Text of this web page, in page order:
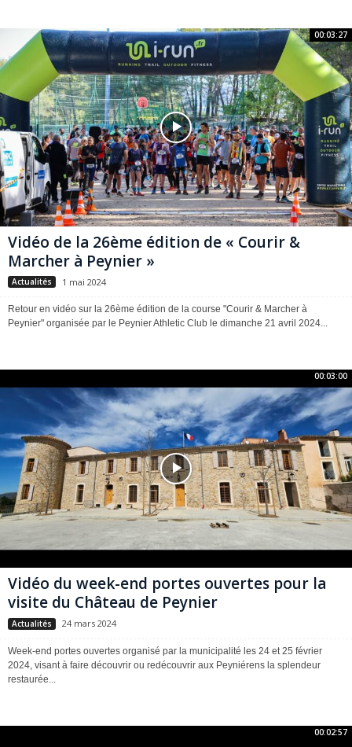
00:03:27
Vidéo de la 26ème édition de « Courir &
Marcher à Peynier »
Actualités 1 mai 2024
Retour en vidéo sur la 26ème édition de la course "Courir & Marcher à
Peynier" organisée par le Peynier Athletic Club le dimanche 21 avril 2024...
00:03:00
Vidéo du week-end portes ouvertes pour la
visite du Château de Peynier
Actualités 24 mars 2024
Week-end portes ouvertes organisé par la municipalité les 24 et 25 février
2024, visant à faire découvrir ou redécouvrir aux Peyniérens la splendeur
restaurée...
00:02:57